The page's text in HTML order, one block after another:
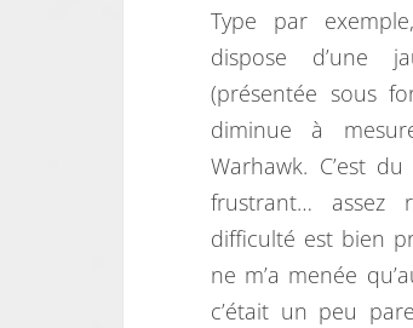
Type par
dispose d’une
(présentée sous
diminue à
Warhawk. C’est
frustrant… assez
difficulté est bien
ne m’a menée
c’était un peu